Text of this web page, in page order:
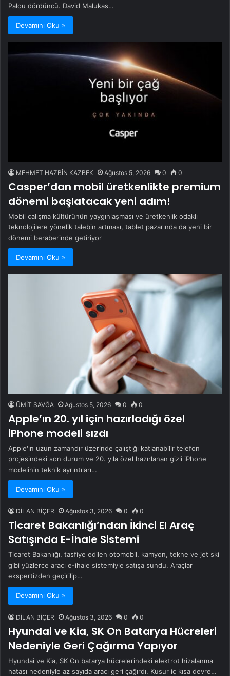
Palou dördüncü. David Malukas…
Devamını Oku »
MEHMET HAZBİN KAZBEK Ağustos 5, 2026 0 0
Casper’dan mobil üretkenlikte premium
dönemi başlatacak yeni adım!
Mobil çalışma kültürünün yaygınlaşması ve üretkenlik odaklı
teknolojilere yönelik talebin artması, tablet pazarında da yeni bir
dönemi beraberinde getiriyor
Devamını Oku »
ÜMİT SAVĞA Ağustos 5, 2026 0 0
Apple’ın 20. yıl için hazırladığı özel
iPhone modeli sızdı
Apple'ın uzun zamandır üzerinde çalıştığı katlanabilir telefon
projesindeki son durum ve 20. yıla özel hazırlanan gizli iPhone
modelinin teknik ayrıntıları…
Devamını Oku »
DİLAN BİÇER Ağustos 3, 2026 0 0
Ticaret Bakanlığı’ndan İkinci El Araç
Satışında E-İhale Sistemi
Ticaret Bakanlığı, tasfiye edilen otomobil, kamyon, tekne ve jet ski
gibi yüzlerce aracı e-ihale sistemiyle satışa sundu. Araçlar
ekspertizden geçirilip…
Devamını Oku »
DİLAN BİÇER Ağustos 3, 2026 0 0
Hyundai ve Kia, SK On Batarya Hücreleri
Nedeniyle Geri Çağırma Yapıyor
Hyundai ve Kia, SK On batarya hücrelerindeki elektrot hizalanma
hatası nedeniyle az sayıda aracı geri çağırdı. Kusur iç kısa devre…